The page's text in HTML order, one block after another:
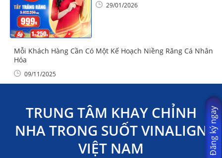
29/01/2026
Mỗi Khách Hàng Cần Có Một Kế Hoạch Niềng Răng Cá Nhân
Hóa
09/11/2025
TRUNG TÂM KHAY CHỈNH
NHA TRONG SUỐT VINALIGN
VIỆT NAM
Đăng ký ngay